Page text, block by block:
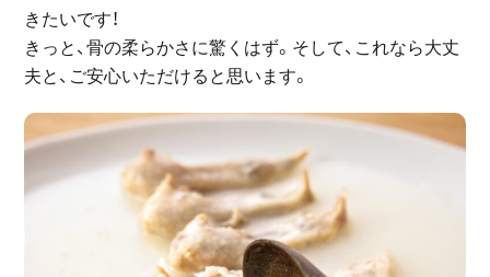
きたいです！
きっと、骨の柔らかさに驚くはず。そして、これなら大丈
夫と、ご安心いただけると思います。